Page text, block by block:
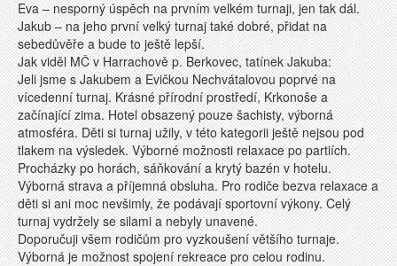
Eva – nesporný úspěch na prvním velkém turnaji, jen tak dál.
Jakub – na jeho první velký turnaj také dobré, přidat na
sebedůvěře a bude to ještě lepší.
Jak viděl MČ v Harrachově p. Berkovec, tatínek Jakuba:
Jeli jsme s Jakubem a Evičkou Nechvátalovou poprvé na
vícedenní turnaj. Krásné přírodní prostředí, Krkonoše a
začínající zima. Hotel obsazený pouze šachisty, výborná
atmosféra. Děti si turnaj užily, v této kategorii ještě nejsou pod
tlakem na výsledek. Výborné možnosti relaxace po partiích.
Procházky po horách, sáňkování a krytý bazén v hotelu.
Výborná strava a příjemná obsluha. Pro rodiče bezva relaxace a
děti si ani moc nevšimly, že podávají sportovní výkony. Celý
turnaj vydržely se silami a nebyly unavené.
Doporučuji všem rodičům pro vyzkoušení většího turnaje.
Výborná je možnost spojení rekreace pro celou rodinu.